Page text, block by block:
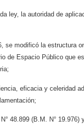
ley, la autoridad de
se modificó la estructura
de Espacio Público que
eficacia y celeridad
48.899 (B.M. N°